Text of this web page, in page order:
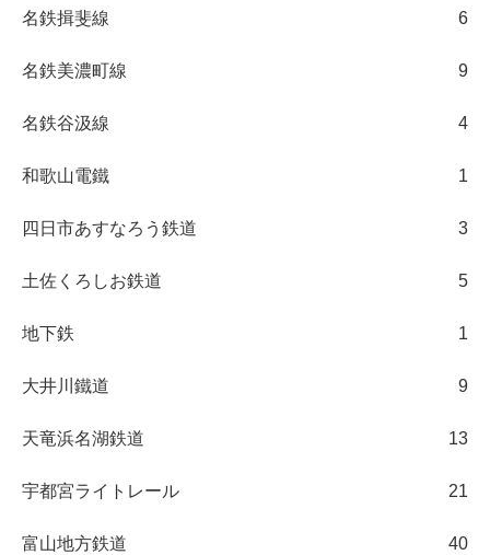
名鉄揖斐線 6
名鉄美濃町線 9
名鉄谷汲線 4
和歌山電鐵 1
四日市あすなろう鉄道 3
土佐くろしお鉄道 5
地下鉄 1
大井川鐵道 9
天竜浜名湖鉄道 13
宇都宮ライトレール 21
富山地方鉄道 40